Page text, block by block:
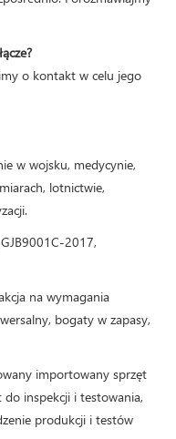
o kontakt w celu jego
w wojsku, medycynie,
lotnictwie,
2017,
na wymagania
bogaty w zapasy,
importowany sprzęt
inspekcji i testowania,
produkcji i testów